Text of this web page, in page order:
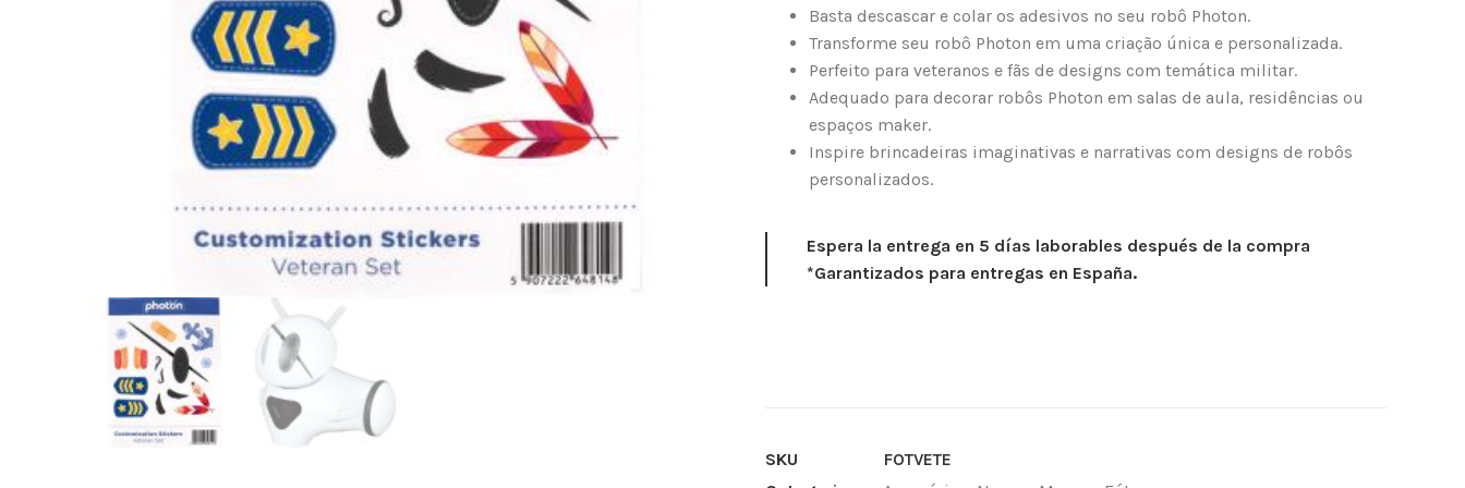
Basta descascar e colar os adesivos no seu robô Photon.
Transforme seu robô Photon em uma criação única e personalizada.
Perfeito para veteranos e fãs de designs com temática militar.
Adequado para decorar robôs Photon em salas de aula, residências ou
espaços maker.
Inspire brincadeiras imaginativas e narrativas com designs de robôs
personalizados.
Espera la entrega en 5 días laborables después de la compra
*Garantizados para entregas en España.
SKU
FOTVETE